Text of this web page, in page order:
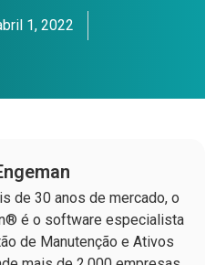
1, 2022
de 30 anos de mercado, o
é o software especialista
de Manutenção e Ativos